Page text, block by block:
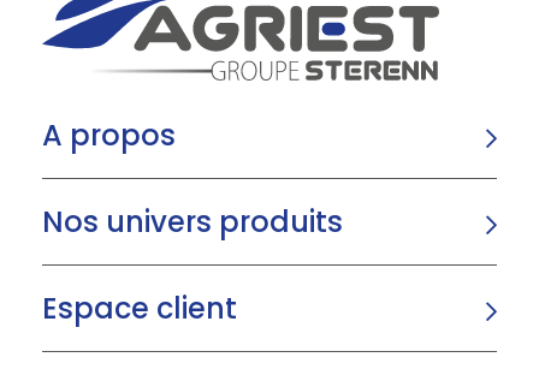
A propos
Nos univers produits
Espace client